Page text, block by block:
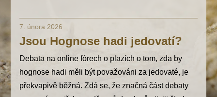
7. února 2026
Jsou Hognose hadi jedovatí?
Debata na online fórech o plazích o tom, zda by
hognose hadi měli být považováni za jedovaté, je
překvapivě běžná. Zdá se, že značná část debaty